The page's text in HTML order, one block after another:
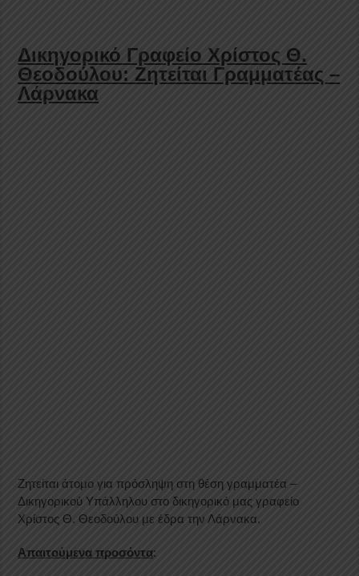
Δικηγορικό Γραφείο Χρίστος Θ.
Θεοδούλου: Ζητείται Γραμματέας –
Λάρνακα
Ζητείται άτομο για πρόσληψη στη θέση γραμματέα –
Δικηγορικού Υπάλληλου στο δικηγορικό μας γραφείο
Χρίστος Θ. Θεοδούλου με έδρα την Λάρνακα.
Απαιτούμενα προσόντα: